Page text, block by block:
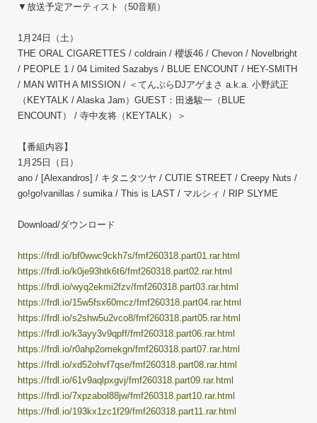
▼放送予定アーティスト（50音順）
1月24日（土）
THE ORAL CIGARETTES / coldrain / 櫻坂46 / Chevon / Novelbright
/ PEOPLE 1 / 04 Limited Sazabys / BLUE ENCOUNT / HEY-SMITH
/ MAN WITH A MISSION / ＜てんぷらDJアゲまさ a.k.a. 小野武正
（KEYTALK / Alaska Jam）GUEST：田邊駿一（BLUE
ENCOUNT） / 寺中友将（KEYTALK）＞
【番組内容】
1月25日（日）
ano / [Alexandros] / キタニタツヤ / CUTIE STREET / Creepy Nuts /
go!go!vanillas / sumika / This is LAST / マルシィ / RIP SLYME
Download/ダウンロード
https://frdl.io/bf0wwc9ckh7s/fmf260318.part01.rar.html
https://frdl.io/k0je93htk6t6/fmf260318.part02.rar.html
https://frdl.io/wyq2ekmi2fzv/fmf260318.part03.rar.html
https://frdl.io/15w5fsx60mcz/fmf260318.part04.rar.html
https://frdl.io/s2shw5u2vco8/fmf260318.part05.rar.html
https://frdl.io/k3ayy3v9qpff/fmf260318.part06.rar.html
https://frdl.io/r0ahp2omekgn/fmf260318.part07.rar.html
https://frdl.io/xd52ohvf7qse/fmf260318.part08.rar.html
https://frdl.io/61v9aqlpxgvj/fmf260318.part09.rar.html
https://frdl.io/7xpzabol88jw/fmf260318.part10.rar.html
https://frdl.io/193kx1zc1f29/fmf260318.part11.rar.html